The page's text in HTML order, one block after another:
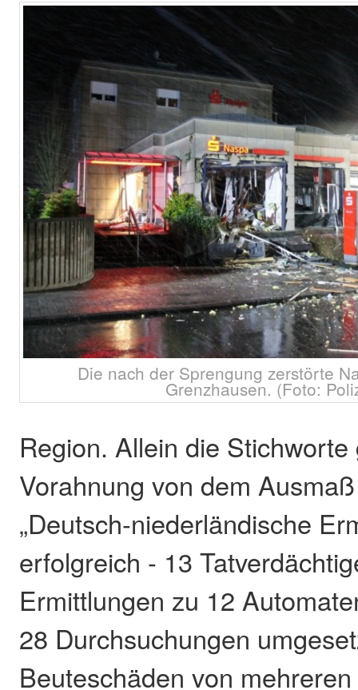
Die nach der Sprengung zerstörte
Grenzhausen. (Foto:
Region. Allein die
Vorahnung von dem
„Deutsch-niederländische
erfolgreich - 13
Ermittlungen zu 12
28 Durchsuchungen
Beuteschäden von